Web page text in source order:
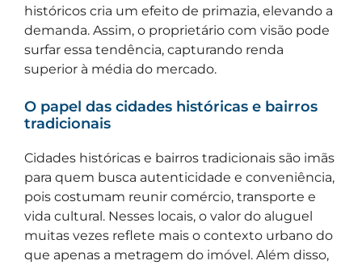
históricos cria um efeito de primazia, elevando a
demanda. Assim, o proprietário com visão pode
surfar essa tendência, capturando renda
superior à média do mercado.
O papel das cidades históricas e bairros
tradicionais
Cidades históricas e bairros tradicionais são imãs
para quem busca autenticidade e conveniência,
pois costumam reunir comércio, transporte e
vida cultural. Nesses locais, o valor do aluguel
muitas vezes reflete mais o contexto urbano do
que apenas a metragem do imóvel. Além disso,